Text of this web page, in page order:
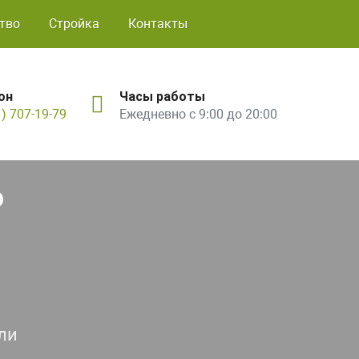
Стройка Контакты
707-19-79
Часы работы
Ежедневно с 9:00 до 20:00